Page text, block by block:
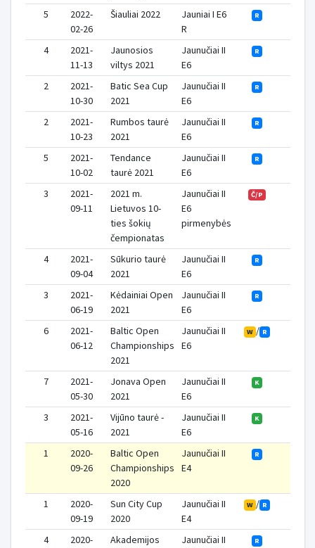
5
2022-
02-26
Šiauliai 2022
Jauniai I E6
R
R
4
2021-
11-13
Jaunosios
viltys 2021
Jaunučiai II
E6
R
2
2021-
10-30
Batic Sea Cup
2021
Jaunučiai II
E6
R
2
2021-
10-23
Rumbos taurė
2021
Jaunučiai II
E6
R
5
2021-
10-02
Tendance
taurė 2021
Jaunučiai II
E6
R
3
2021-
09-11
2021 m.
Lietuvos 10-
ties šokių
čempionatas
Jaunučiai II
E6
pirmenybės
Č/P
4
2021-
09-04
Sūkurio taurė
2021
Jaunučiai II
E6
R
3
2021-
06-19
Kėdainiai Open
2021
Jaunučiai II
E6
R
6
2021-
06-12
Baltic Open
Championships
2021
Jaunučiai II
E6
W / R
7
2021-
05-30
Jonava Open
2021
Jaunučiai II
E6
K
3
2021-
05-16
Vijūno taurė -
2021
Jaunučiai II
E6
K
1
2020-
09-26
Baltic Open
Championships
2020
Jaunučiai II
E4
R
1
2020-
09-19
Sun City Cup
2020
Jaunučiai II
E4
W / R
4 2020- Akademijos Jaunučiai II R